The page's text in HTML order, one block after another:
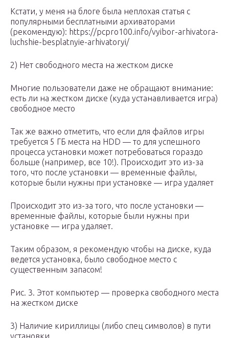
Кстати, у меня на блоге была неплохая статья с
популярными бесплатными архиваторами
(рекомендую): https://pcpro100.info/vyibor-arhivatora-
luchshie-besplatnyie-arhivatoryi/
2) Нет свободного места на жестком диске
Многие пользователи даже не обращают внимание:
есть ли на жестком диске (куда устанавливается игра)
свободное место
Так же важно отметить, что если для файлов игры
требуется 5 ГБ места на HDD — то для успешного
процесса установки может потребоваться гораздо
больше (например, все 10!). Происходит это из-за
того, что после установки — временные файлы,
которые были нужны при установке — игра удаляет
Происходит это из-за того, что после установки —
временные файлы, которые были нужны при
установке — игра удаляет.
Таким образом, я рекомендую чтобы на диске, куда
ведется установка, было свободное место с
существенным запасом!
Рис. 3. Этот компьютер — проверка свободного места
на жестком диске
3) Наличие кириллицы (либо спец символов) в пути
установки